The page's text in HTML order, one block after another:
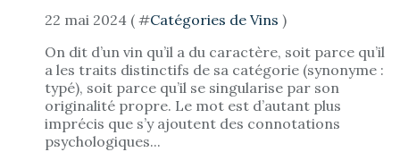
22 mai 2024 ( #Catégories de Vins )
On dit d’un vin qu’il a du caractère, soit parce qu’il
a les traits distinctifs de sa catégorie (synonyme :
typé), soit parce qu’il se singularise par son
originalité propre. Le mot est d’autant plus
imprécis que s’y ajoutent des connotations
psychologiques...